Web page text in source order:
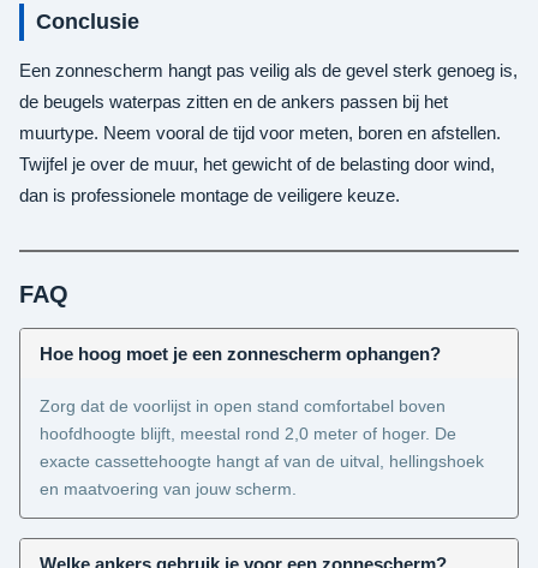
Conclusie
Een zonnescherm hangt pas veilig als de gevel sterk genoeg is,
de beugels waterpas zitten en de ankers passen bij het
muurtype. Neem vooral de tijd voor meten, boren en afstellen.
Twijfel je over de muur, het gewicht of de belasting door wind,
dan is professionele montage de veiligere keuze.
FAQ
Hoe hoog moet je een zonnescherm ophangen?
Zorg dat de voorlijst in open stand comfortabel boven
hoofdhoogte blijft, meestal rond 2,0 meter of hoger. De
exacte cassettehoogte hangt af van de uitval, hellingshoek
en maatvoering van jouw scherm.
Welke ankers gebruik je voor een zonnescherm?